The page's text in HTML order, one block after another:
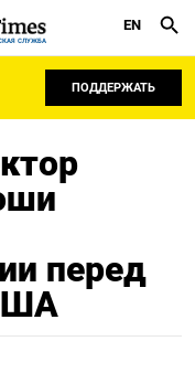
СЛУЖБА
EN
ПОДДЕРЖАТЬ
перед